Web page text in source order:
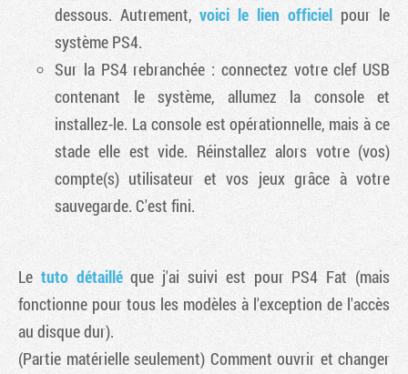
dessous. Autrement, voici le lien officiel pour le
système PS4.
Sur la PS4 rebranchée : connectez votre clef USB
contenant le système, allumez la console et
installez-le. La console est opérationnelle, mais à ce
stade elle est vide. Réinstallez alors votre (vos)
compte(s) utilisateur et vos jeux grâce à votre
sauvegarde. C'est fini.
Le tuto détailléque j'ai suivi est pour PS4 Fat (mais
fonctionne pour tous les modèles à l'exception de l'accès
au disque dur).
(Partie matérielle seulement) Comment ouvrir et changer